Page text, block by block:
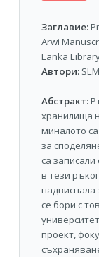
Заглавие:
Arwi
Lanka
Автори:
Абстракт:
хранилища
миналото
за
са
в тези
надвиснала
се бори с
проект,